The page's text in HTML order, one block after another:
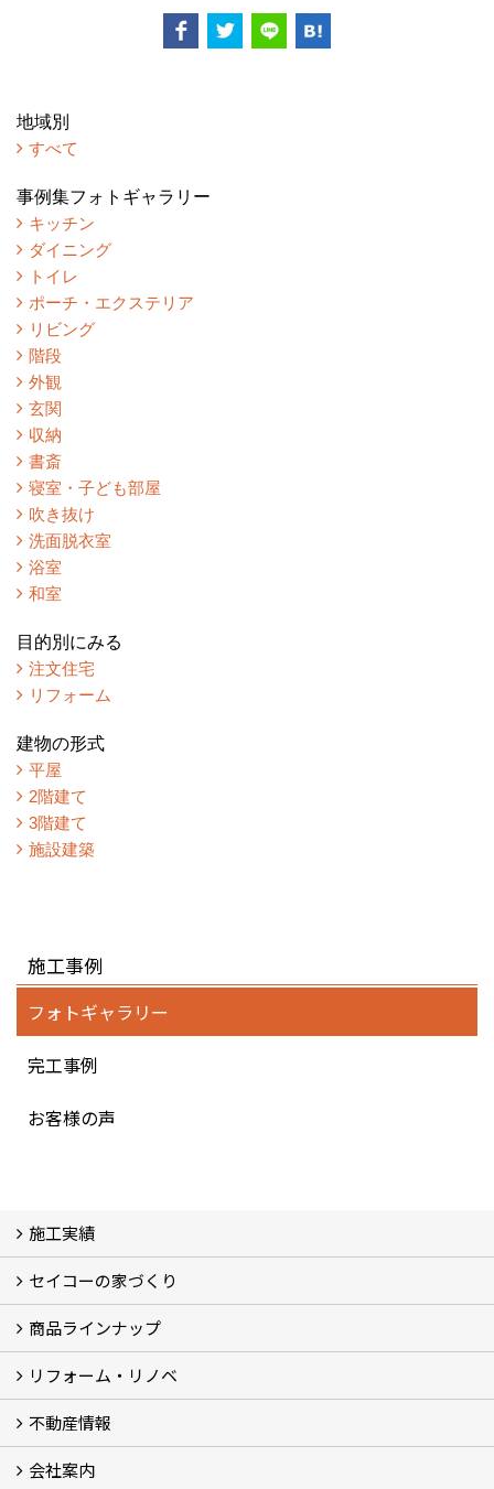
地域別
すべて
事例集フォトギャラリー
キッチン
ダイニング
トイレ
ポーチ・エクステリア
リビング
階段
外観
玄関
収納
書斎
寝室・子ども部屋
吹き抜け
洗面脱衣室
浴室
和室
目的別にみる
注文住宅
リフォーム
建物の形式
平屋
2階建て
3階建て
施設建築
施工事例
フォトギャラリー
完工事例
お客様の声
施工実績
フォトギャラリー
完工事例
お客様の声
セイコーの家づくり
家づくりコンセプト (2)
家づくりの特徴 (16)
□高性能住宅 (4)
□OMソーラーハウス (5)
□55歳からの家づくり
□わざわ座
□快適性 (4)
□光熱費 (3)
家づくりコラム
メンテナンス
商品ラインナップ
モデルハウス「Vita -ヴィータ-」
リノベーション モデルハウス「Crear -クレア-」
平屋の家
建築家とつくる家 (10)
リフォーム・リノベ
セイコーのリフォーム・リノベ
もっと知りたい、セイコーのリフォーム・リノベ
不動産情報
田宮・矢三の不動産ならセイコーハウジング
土地・中古住宅情報
賃貸情報
実家相続
ECOTOWN西矢三第3期・第4期分譲中
会社案内